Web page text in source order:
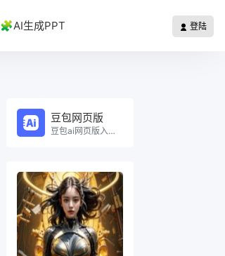
🧩AI生成PPT 登陆
豆包网页版
豆包ai网页版入口在线使用。